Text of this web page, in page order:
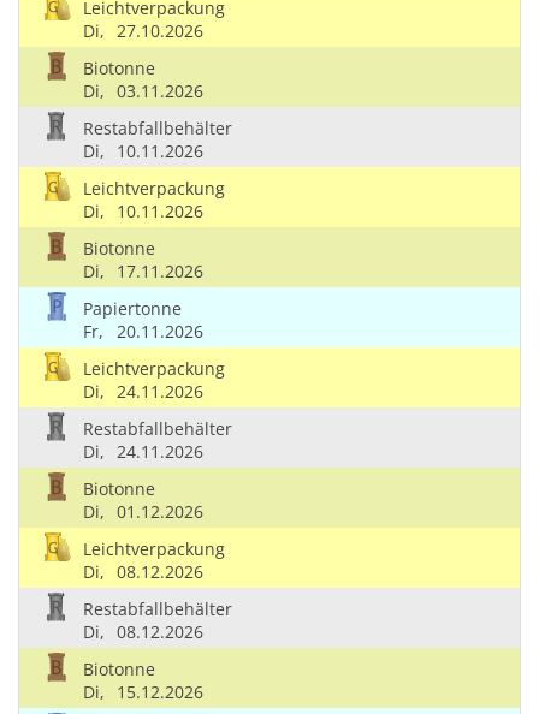
Leichtverpackung
Di, 27.10.2026
Biotonne
Di, 03.11.2026
Restabfallbehälter
Di,
10.11.2026
Leichtverpackung
Di,
10.11.2026
Biotonne
Di,
17.11.2026
Papiertonne
Fr,
20.11.2026
Leichtverpackung
Di, 24.11.2026
Restabfallbehälter
Di, 24.11.2026
Biotonne
Di, 01.12.2026
Leichtverpackung
Di, 08.12.2026
Restabfallbehälter
Di, 08.12.2026
Biotonne
Di,
15.12.2026